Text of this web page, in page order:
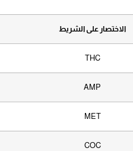
الاختصار على الشريط
THC
AMP
MET
COC